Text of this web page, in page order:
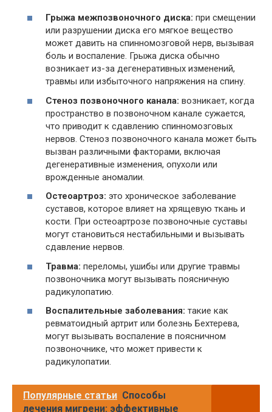
Грыжа межпозвоночного диска: при смещении
или разрушении диска его мягкое вещество
может давить на спинномозговой нерв, вызывая
боль и воспаление. Грыжа диска обычно
возникает из-за дегенеративных изменений,
травмы или избыточного напряжения на спину.
Стеноз позвоночного канала: возникает, когда
пространство в позвоночном канале сужается,
что приводит к сдавлению спинномозговых
нервов. Стеноз позвоночного канала может быть
вызван различными факторами, включая
дегенеративные изменения, опухоли или
врожденные аномалии.
Остеоартроз: это хроническое заболевание
суставов, которое влияет на хрящевую ткань и
кости. При остеоартрозе позвоночные суставы
могут становиться нестабильными и вызывать
сдавление нервов.
Травма: переломы, ушибы или другие травмы
позвоночника могут вызывать поясничную
радикулопатию.
Воспалительные заболевания: такие как
ревматоидный артрит или болезнь Бехтерева,
могут вызывать воспаление в поясничном
позвоночнике, что может привести к
радикулопатии.
Популярные статьи Способы
лечения мигрени: эффективные